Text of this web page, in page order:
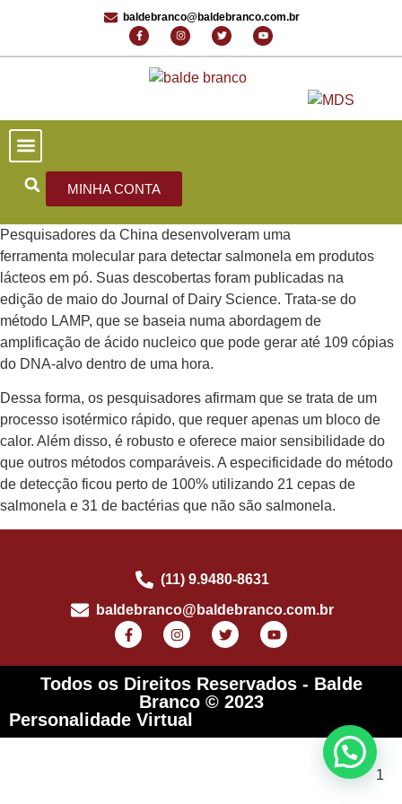
baldebranco@baldebranco.com.br
MINHA CONTA
Pesquisadores da China desenvolveram uma
ferramenta molecular para detectar salmonela em produtos
lácteos em pó. Suas descobertas foram publicadas na
edição de maio do Journal of Dairy Science. Trata-se do
método LAMP, que se baseia numa abordagem de
amplificação de ácido nucleico que pode gerar até 109 cópias
do DNA-alvo dentro de uma hora.
Dessa forma, os pesquisadores afirmam que se trata de um
processo isotérmico rápido, que requer apenas um bloco de
calor. Além disso, é robusto e oferece maior sensibilidade do
que outros métodos comparáveis. A especificidade do método
de detecção ficou perto de 100% utilizando 21 cepas de
salmonela e 31 de bactérias que não são salmonela.
(11) 9.9480-8631
baldebranco@baldebranco.com.br
Todos os Direitos Reservados - Balde
Branco © 2023
Personalidade Virtual
1